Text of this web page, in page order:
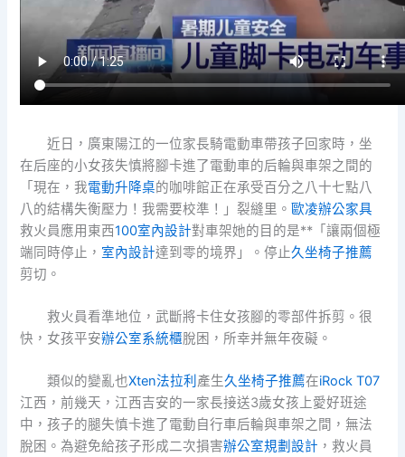
近日，廣東陽江的一位家長騎電動車帶孩子回家時，坐
在后座的小女孩失慎將腳卡進了電動車的后輪與車架之間的
「現在，我電動升降桌的咖啡館正在承受百分之八十七點八
八的結構失衡壓力！我需要校準！」裂縫里。歐凌辦公家具
救火員應用東西100室內設計對車架她的目的是**「讓兩個極
端同時停止， 室內設計達到零的境界」。停止久坐椅子推薦
剪切。
救火員看準地位，武斷將卡住女孩腳的零部件拆剪。很
快，女孩平安辦公室系統櫃脫困，所幸并無年夜礙。
類似的變亂也Xten法拉利 產生久坐椅子推薦在iRock T07
江西，前幾天，江西吉安的一家長接送3歲女孩上愛好班途
中，孩子的腿失慎卡進了電動自行車后輪與車架之間，無法
脫困。為避免給孩子形成二次損害辦公室規劃設計 ，救火員